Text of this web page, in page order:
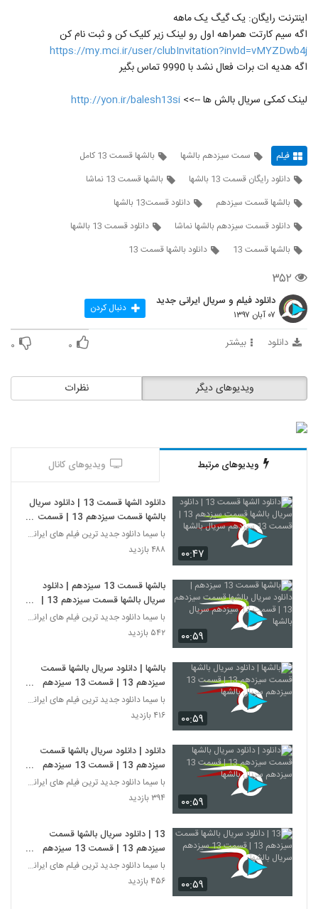
اینترنت رایگان: یک گیگ یک ماهه
اگه سیم کارتت همراهه اول رو لینک زیر کلیک کن و ثبت نام کن
https://my.mci.ir/user/clubInvitation?invId=vMYZDwb4j
اگه هدیه ات برات فعال نشد با 9990 تماس بگیر
لینک کمکی سریال بالش ها -->> http://yon.ir/balesh13si
فیلم سمت سیزدهم بالشها
بالشها قسمت 13 کامل
دانلود رایگان قسمت 13 بالشها
بالشها قسمت 13 نماشا
بالشها قسمت سیزدهم
دانلود قسمت13 بالشها
دانلود قسمت سیزدهم بالشها نماشا
دانلود قسمت 13 بالشها
بالشها قسمت 13
دانلود بالشها قسمت 13
۳۵۲
دانلود فیلم و سریال ایرانی جدید
۰۷ آبان ۱۳۹۷ دنبال کردن
دانلود بیشتر ۰ ۰
نظرات ویدیوهای دیگر
ویدیوهای مرتبط ویدیوهای کانال
۰۰:۴۷
دانلود الشها قسمت 13 | دانلود سریال
بالشها قسمت سیزدهم 13 | قسمت
13 سیزدهم سریال بالشها
با سیما دانلود جدید ترین فیلم های ایرانی را در لحظ
۴۸۸ بازدید
۰۰:۵۹
بالشها قسمت 13 سیزدهم | دانلود
سریال بالشها قسمت سیزدهم 13 |
قسمت 13 سیزدهم سریال بالشها
با سیما دانلود جدید ترین فیلم های ایرانی را در لحظ
۵۴۲ بازدید
۰۰:۵۹
بالشها | دانلود سریال بالشها قسمت
سیزدهم 13 | قسمت 13 سیزدهم
سریال بالشها
با سیما دانلود جدید ترین فیلم های ایرانی را در لحظ
۴۱۶ بازدید
۰۰:۵۹
دانلود | دانلود سریال بالشها قسمت
سیزدهم 13 | قسمت 13 سیزدهم
سریال بالشها
با سیما دانلود جدید ترین فیلم های ایرانی را در لحظ
۳۹۴ بازدید
۰۰:۵۹
13 | دانلود سریال بالشها قسمت
سیزدهم 13 | قسمت 13 سیزدهم
سریال بالشها
با سیما دانلود جدید ترین فیلم های ایرانی را در لحظ
۴۵۶ بازدید